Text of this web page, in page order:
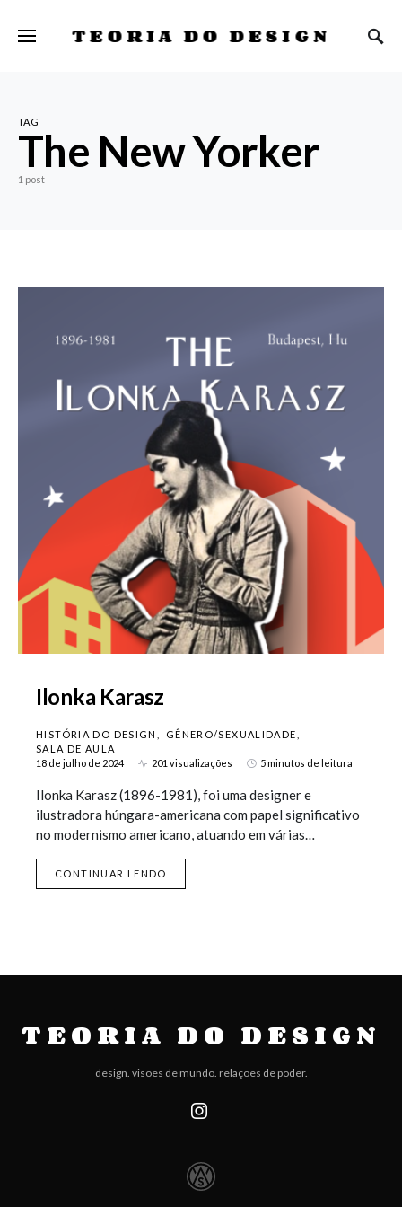
TEORIA DO DESIGN
TAG
The New Yorker
1 post
Ilonka Karasz
HISTÓRIA DO DESIGN
GÊNERO/SEXUALIDADE
SALA DE AULA
18 de julho de 2024
201 visualizações 5 minutos de leitura
Ilonka Karasz (1896-1981), foi uma designer e
ilustradora húngara-americana com papel significativo
no modernismo americano, atuando em várias…
CONTINUAR LENDO
TEORIA DO DESIGN
design. visões de mundo. relações de poder.